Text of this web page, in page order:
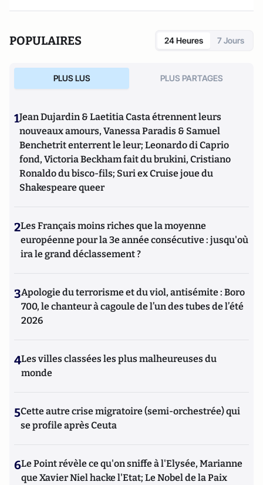
POPULAIRES 24 Heures 7 Jours
PLUS LUS PLUS PARTAGES
1Jean Dujardin & Laetitia Casta étrennent leurs
nouveaux amours, Vanessa Paradis & Samuel
Benchetrit enterrent le leur; Leonardo di Caprio
fond, Victoria Beckham fait du brukini, Cristiano
Ronaldo du bisco-fils; Suri ex Cruise joue du
Shakespeare queer
2Les Français moins riches que la moyenne
européenne pour la 3e année consécutive : jusqu'où
ira le grand déclassement ?
3Apologie du terrorisme et du viol, antisémite : Boro
700, le chanteur à cagoule de l’un des tubes de l’été
2026
4Les villes classées les plus malheureuses du
monde
5Cette autre crise migratoire (semi-orchestrée) qui
se profile après Ceuta
6Le Point révèle ce qu'on sniffe à l'Elysée, Marianne
que Xavier Niel hacke l'Etat; Le Nobel de la Paix